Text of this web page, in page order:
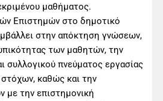
μαθήματος.
Επιστημών στο δημοτικό
στην απόκτηση γνώσεων,
των μαθητών, την
συλλογικού πνεύματος εργασίας
στόχων, καθώς και την
με την επιστημονική